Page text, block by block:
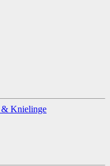
Knielinge